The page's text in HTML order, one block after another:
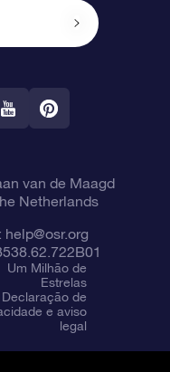
van de Maagd
Netherlands
help@osr.org
Um Milhão de
Estrelas
Declaração de
e aviso
legal